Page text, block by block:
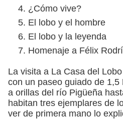
¿Cómo vive?
El lobo y el hombre
El lobo y la leyenda
Homenaje a Félix
La visita a La Casa del
con un paseo guiado de
a orillas del río Pigüeña
habitan tres ejemplares de
ver de primera mano lo